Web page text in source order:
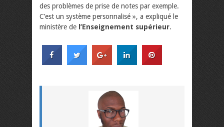
des problèmes de prise de notes par exemple.
C’est un système personnalisé », a expliqué le
ministère de l’Enseignement supérieur.